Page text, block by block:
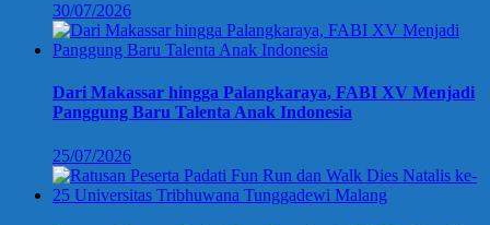
30/07/2026
Dari Makassar hingga Palangkaraya, FABI XV Menjadi
Panggung Baru Talenta Anak Indonesia
25/07/2026